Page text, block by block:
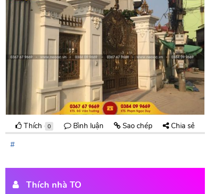
Thích 0 Bình luận Sao chép Chia sẻ
Thích nhà TO